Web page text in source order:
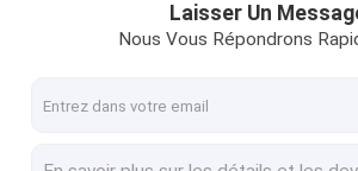
925 boucles d'oreille argentées de la
925 anneaux argentés de la CZ
Laisser Un
Nous Vous Répondrons